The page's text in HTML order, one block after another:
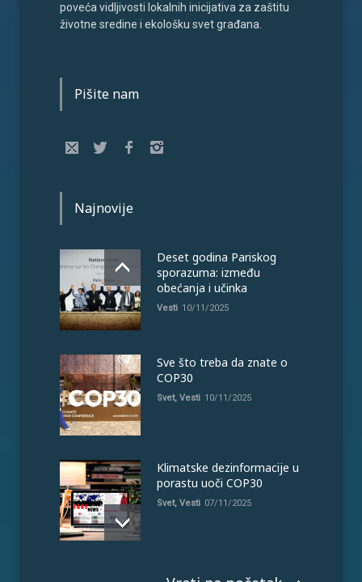
poveća vidljivosti lokalnih inicijativa za zaštitu
životne sredine i ekološku svet građana.
Pišite nam
Najnovije
Deset godina Pariskog
sporazuma: između
obećanja i učinka
Vesti 10/11/2025
Sve što treba da znate o
COP30
Svet, Vesti 10/11/2025
Klimatske dezinformacije u
porastu uoči COP30
Svet, Vesti 07/11/2025